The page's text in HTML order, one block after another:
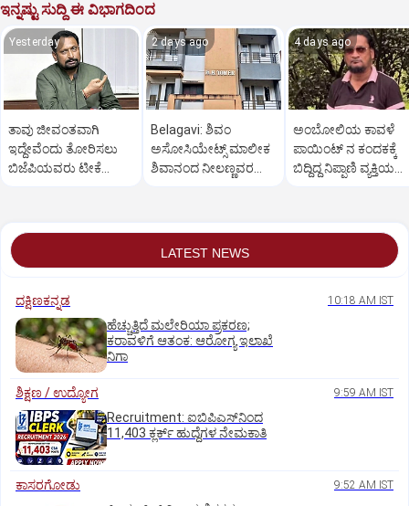
ಇನ್ನಷ್ಟು ಸುದ್ದಿ ಈ ವಿಭಾಗದಿಂದ
Yesterday
ತಾವು ಜೀವಂತವಾಗಿ
ಇದ್ದೇವೆಂದು ತೋರಿಸಲು
ಬಿಜೆಪಿಯವರು ಟೀಕೆ
2 days ago
Belagavi: ಶಿವಂ
ಅಸೋಸಿಯೇಟ್ಸ್ ಮಾಲೀಕ
ಶಿವಾನಂದ ನೀಲಣ್ಣವರ
4 days ago
ಅಂಬೋಲಿಯ ಕಾವಳೆ‌
ಪಾಯಿಂಟ್ ನ ಕಂದಕಕ್ಕೆ
ಬಿದ್ದಿದ್ದ ನಿಪ್ಪಾಣಿ ವ್ಯಕ್ತಿಯ
LATEST NEWS
ದಕ್ಷಿಣಕನ್ನಡ 10:18 AM IST
ಹೆಚ್ಚುತ್ತಿದೆ ಮಲೇರಿಯಾ ಪ್ರಕರಣ;
ಕರಾವಳಿಗೆ ಆತಂಕ: ಆರೋಗ್ಯ ಇಲಾಖೆ
ನಿಗಾ
ಶಿಕ್ಷಣ / ಉದ್ಯೋಗ 9:59 AM IST
Recruitment: ಐಬಿಪಿಎಸ್‌ನಿಂದ
11,403 ಕ್ಲರ್ಕ್‌ ಹುದ್ದೆಗಳ ನೇಮಕಾತಿ
ಕಾಸರಗೋಡು 9:52 AM IST